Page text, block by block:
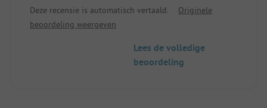
- ruime plaatsen in de schaduw of
ook zonnig
Deze recensie is automatisch vertaald.
Originele
beoordeling weergeven
Lees de volledige
beoordeling